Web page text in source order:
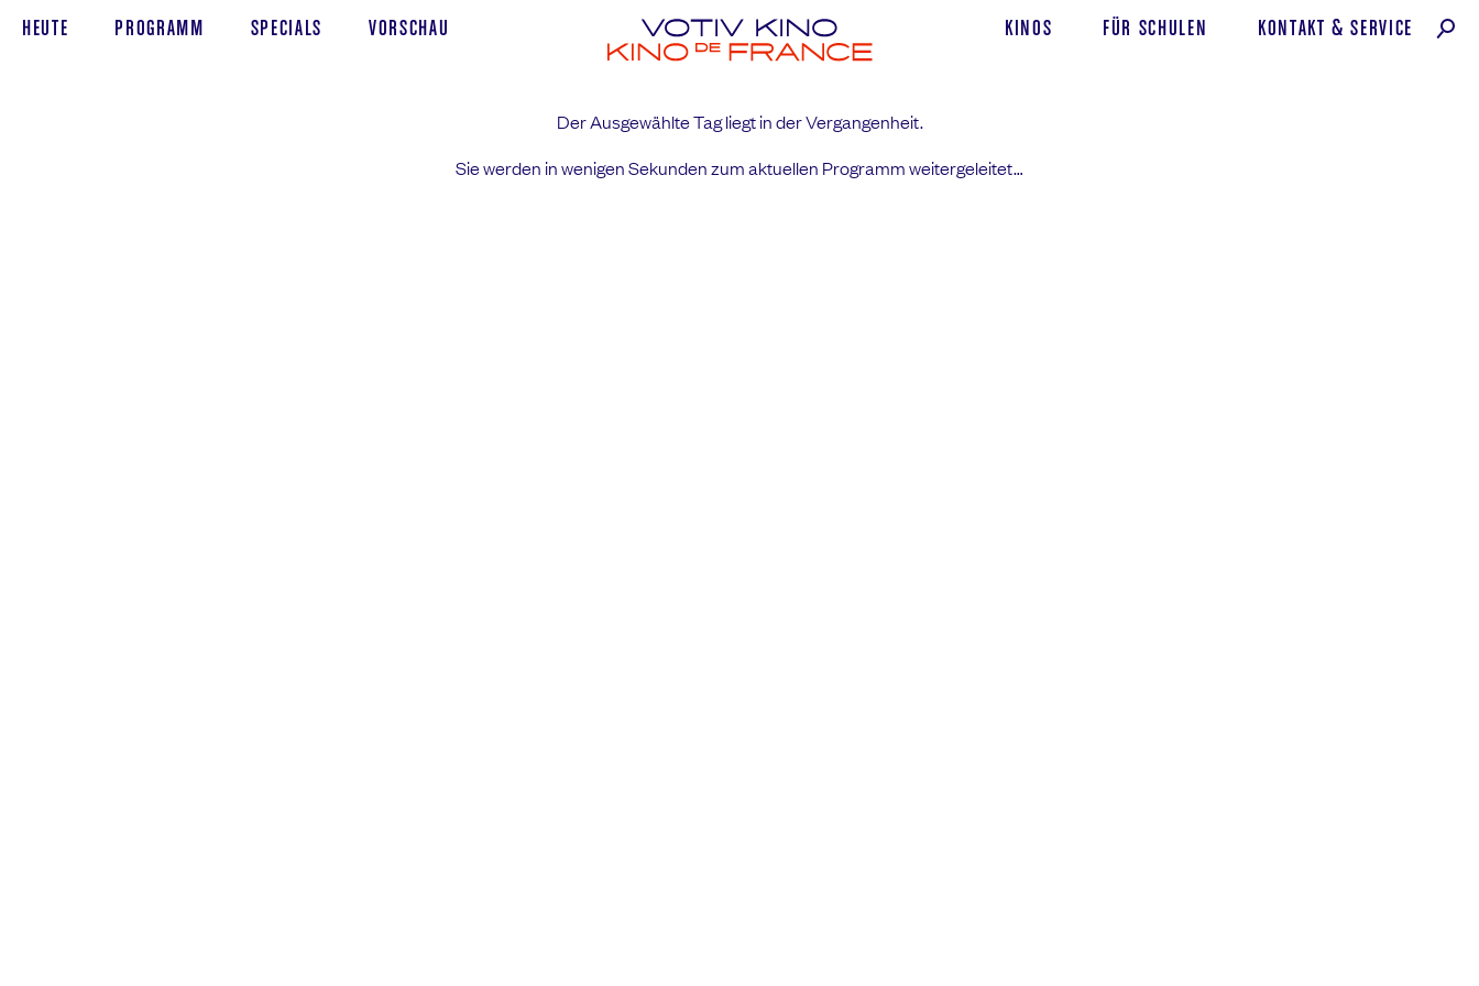
HEUTE PROGRAMM SPECIALS VORSCHAU KINOS FÜR SCHULEN KONTAKT & SERVICE
Der Ausgewählte Tag liegt in der Vergangenheit.
Sie werden in wenigen Sekundenzum aktuellen Programmweitergeleitet…